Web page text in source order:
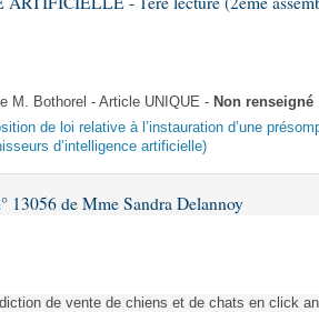
orales
débats
M. Bothorel - Article UNIQUE - Non renseigné
de loi relative à l’instauration d’une
d’intelligence artificielle)
13056 de Mme Sandra Delannoy
de vente de chiens et de chats en click